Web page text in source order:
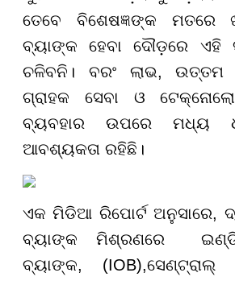
ତେବେ ବିଶେଷଜ୍ଞଙ୍କ ମତରେ
ବ୍ୟାଙ୍କ ହେବା ଦୌଡ଼ରେ ଏହି
ଚଳିବନି। ବରଂ ଲାଭ, ଉତ୍ତମ
ଗ୍ରାହକ ସେବା ଓ
ବ୍ୟବହାର ଉପରେ ମଧ୍ୟ
ଆବଶ୍ୟକତା ରହିଛି।
ଏକ ମିଡିଆ ରିପୋର୍ଟ ଅନୁସାରେ,
ବ୍ୟାଙ୍କ ମିଶ୍ରଣରେ
ବ୍ୟାଙ୍କ,